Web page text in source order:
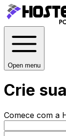
Open menu
Crie
Comece com a